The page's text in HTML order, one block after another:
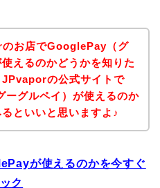
お店でGooglePay（グ
えるのかどうかを知りた
JPvaporの公式サイトで
グルペイ）が使えるのか
といいと思いますよ♪
が使えるのかを今すぐ
ク